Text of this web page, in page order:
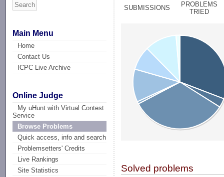
Main Menu
Home
Contact Us
ICPC Live Archive
Online Judge
My uHunt with Virtual Contest
Service
Browse Problems
Quick access, info and search
Problemsetters' Credits
Live Rankings
Site Statistics
SUBMISSIONS
PROBLEMS
TRIED
Solved problems